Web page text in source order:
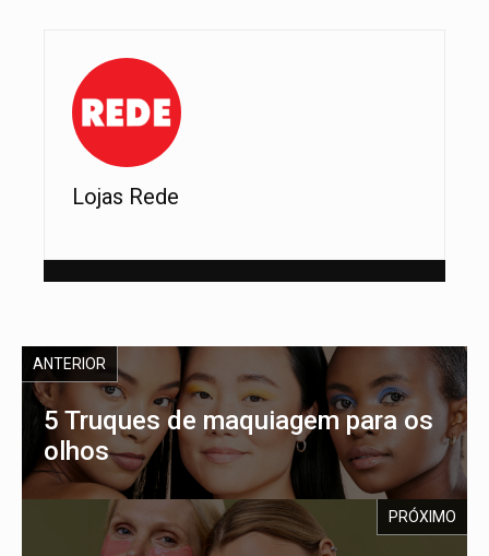
Lojas Rede
ANTERIOR
5 Truques de maquiagem para os
olhos
PRÓXIMO